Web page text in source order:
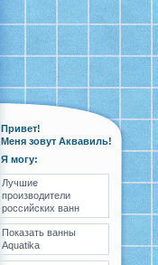
Привет!
Меня зовут Аквавиль!
Я могу:
Лучшие
производители
российских ванн
Показать ванны
Aquatika